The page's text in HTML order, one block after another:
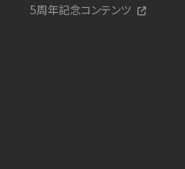
5周年記念コンテンツ